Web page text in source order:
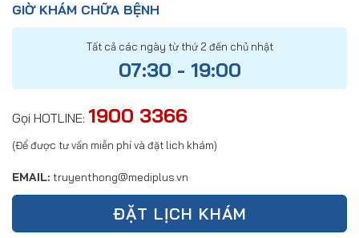
GIỜ KHÁM CHỮA BỆNH
Tất cả các ngày từ thứ 2 đến chủ nhật
07:30 - 19:00
Gọi HOTLINE: 1900 3366
(Để được tư vấn miễn phí và đặt lich khám)
EMAIL: truyenthong@mediplus.vn
ĐẶT LỊCH KHÁM